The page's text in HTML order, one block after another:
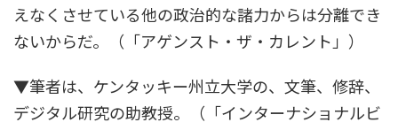
えなくさせている他の政治的な諸力からは分離でき
ないからだ。（「アゲンスト・ザ・カレント」）
▼筆者は、ケンタッキー州立大学の、文筆、修辞、
デジタル研究の助教授。（「インターナショナルビ